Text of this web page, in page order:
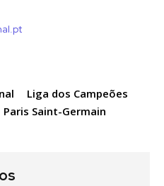
Liga dos Campeões
Paris Saint-Germain